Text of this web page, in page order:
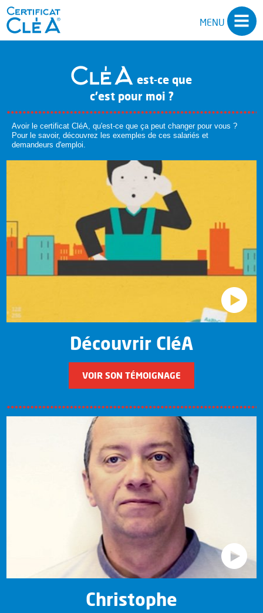
MENU
DEMANDEURS D’EMPLOI
EMPLOYEURS
CLÉA MANAGEMENT
ESPACE PRO’
est-ce que
c’est pour moi ?
Avoir le certificat CléA, qu'est-ce que ça peut changer pour vous ?
Pour le savoir, découvrez les exemples de ces salariés et
demandeurs d'emploi.
Découvrir CléA
VOIR SON TÉMOIGNAGE
Christophe